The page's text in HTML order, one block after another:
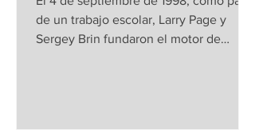
de un trabajo escolar, Larry Page y
Sergey Brin fundaron el motor de